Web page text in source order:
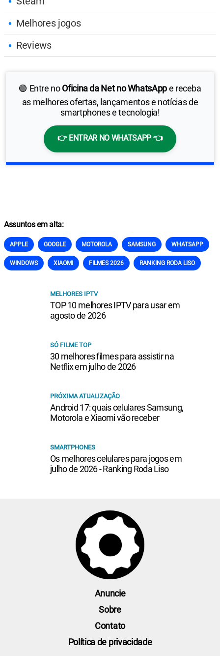
Melhores jogos
Reviews
🟢 Entre noOficina da Net no WhatsAppe receba
as melhores ofertas, lançamentos e notícias de
smartphones e tecnologia!
👉 ENTRAR NO WHATSAPP 👈
Assuntos em alta:
APPLE GOOGLE MOTOROLA SAMSUNG WHATSAPP
WINDOWS XIAOMI FILMES 2026 RANKING RODA LISO
MELHORES IPTV
TOP 10 melhores IPTV para usar em
agosto de 2026
SÓ FILME TOP
30 melhores filmes para assistir na
Netflix em julho de 2026
PRÓXIMA ATUALIZAÇÃO
Android 17: quais celulares Samsung,
Motorola e Xiaomi vão receber
SMARTPHONES
Os melhores celulares para jogos em
julho de 2026 - Ranking Roda Liso
Anuncie
Sobre
Contato
Política de privacidade